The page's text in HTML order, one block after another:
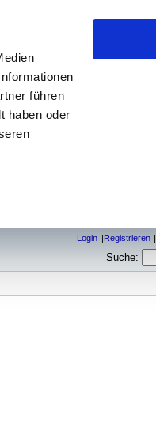
führen
haben oder
Login Registrieren
Suche: